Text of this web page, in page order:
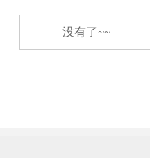
没有了~~